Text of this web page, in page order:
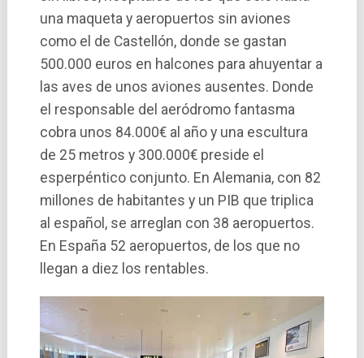
una maqueta y aeropuertos sin aviones
como el de Castellón, donde se gastan
500.000 euros en halcones para ahuyentar a
las aves de unos aviones ausentes. Donde
el responsable del aeródromo fantasma
cobra unos 84.000€ al año y una escultura
de 25 metros y 300.000€ preside el
esperpéntico conjunto. En Alemania, con 82
millones de habitantes y un PIB que triplica
al español, se arreglan con 38 aeropuertos.
En España 52 aeropuertos, de los que no
llegan a diez los rentables.